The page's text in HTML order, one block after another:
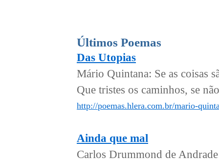
Últimos Poemas
Das Utopias
Mário Quintana: Se as coisas
Que tristes os caminhos, se
http://poemas.hlera.com.br/mario-
Ainda que mal
Carlos Drummond de